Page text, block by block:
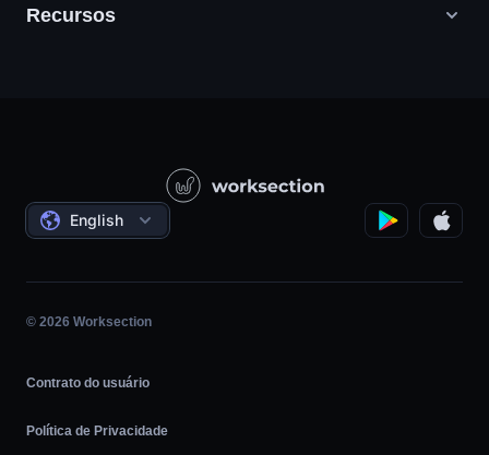
Agências de marketing digital
Projetos Governamentais/Sociais
Gerenciamento de projetos
Trabalho por hora
Ágil
Recursos
Acordos
English
© 2026 Worksection
Contrato do usuário
Política de Privacidade